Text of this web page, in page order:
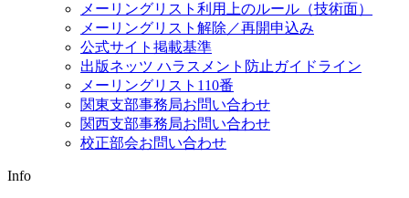
メーリングリスト利用上のルール（技術面）
メーリングリスト解除／再開申込み
公式サイト掲載基準
出版ネッツ ハラスメント防止ガイドライン
メーリングリスト110番
関東支部事務局お問い合わせ
関西支部事務局お問い合わせ
校正部会お問い合わせ
Info